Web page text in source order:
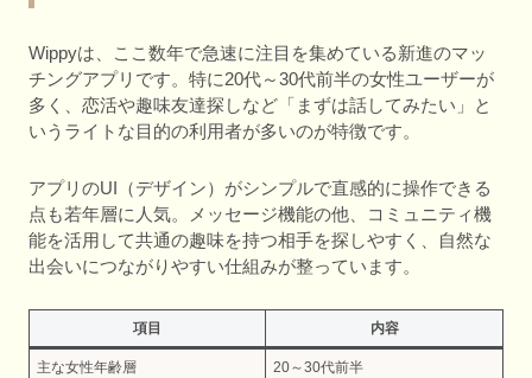
Wippyは、ここ数年で急速に注目を集めている新進のマッ
チングアプリです。特に20代～30代前半の女性ユーザーが
多く、恋活や趣味友達探しなど「まずは話してみたい」と
いうライトな目的の利用者が多いのが特徴です。
アプリのUI（デザイン）がシンプルで直感的に操作できる
点も若年層に人気。メッセージ機能の他、コミュニティ機
能を活用して共通の趣味を持つ相手を探しやすく、自然な
出会いにつながりやすい仕組みが整っています。
項目 内容
主な女性年齢層 20～30代前半